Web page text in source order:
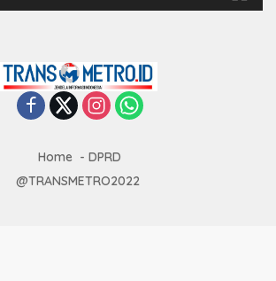
Home
DPRD
@TRANSMETRO2022